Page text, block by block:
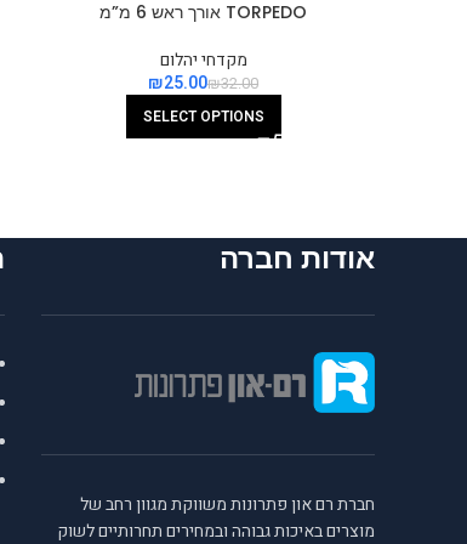
TORPEDO אורך ראש 6 מ”מ
מקדחי יהלום
₪32.00
₪25.00
SELECT OPTIONS
אודות חברה
חברת רם און פתרונות משווקת מגוון רחב של
מוצרים באיכות גבוהה ובמחירים תחרותיים לשוק